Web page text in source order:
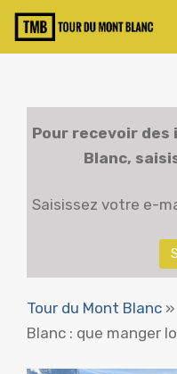
Aller
au
Pour recevoir des
Blanc,
Saisissez votre e-
Tour du Mont Blanc »
Blanc : que manger